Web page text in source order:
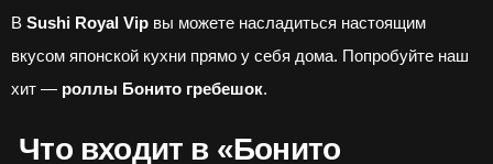
В Sushi Royal Vip вы можете насладиться настоящим
вкусом японской кухни прямо у себя дома. Попробуйте наш
хит — роллы Бонито гребешок.
Что входит в «Бонито